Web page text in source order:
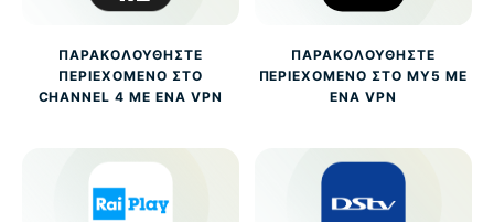
ΠΑΡΑΚΟΛΟΥΘΉΣΤΕ
ΠΕΡΙΕΧΌΜΕΝΟ ΣΤΟ
CHANNEL 4 ΜΕ ΈΝΑ VPN
ΠΑΡΑΚΟΛΟΥΘΉΣΤΕ
ΠΕΡΙΕΧΌΜΕΝΟ ΣΤΟ MY5 ΜΕ
ΈΝΑ VPN